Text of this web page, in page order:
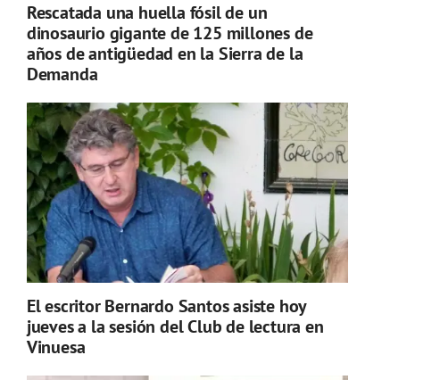
Rescatada una huella fósil de un
dinosaurio gigante de 125 millones de
años de antigüedad en la Sierra de la
Demanda
El escritor Bernardo Santos asiste hoy
jueves a la sesión del Club de lectura en
Vinuesa